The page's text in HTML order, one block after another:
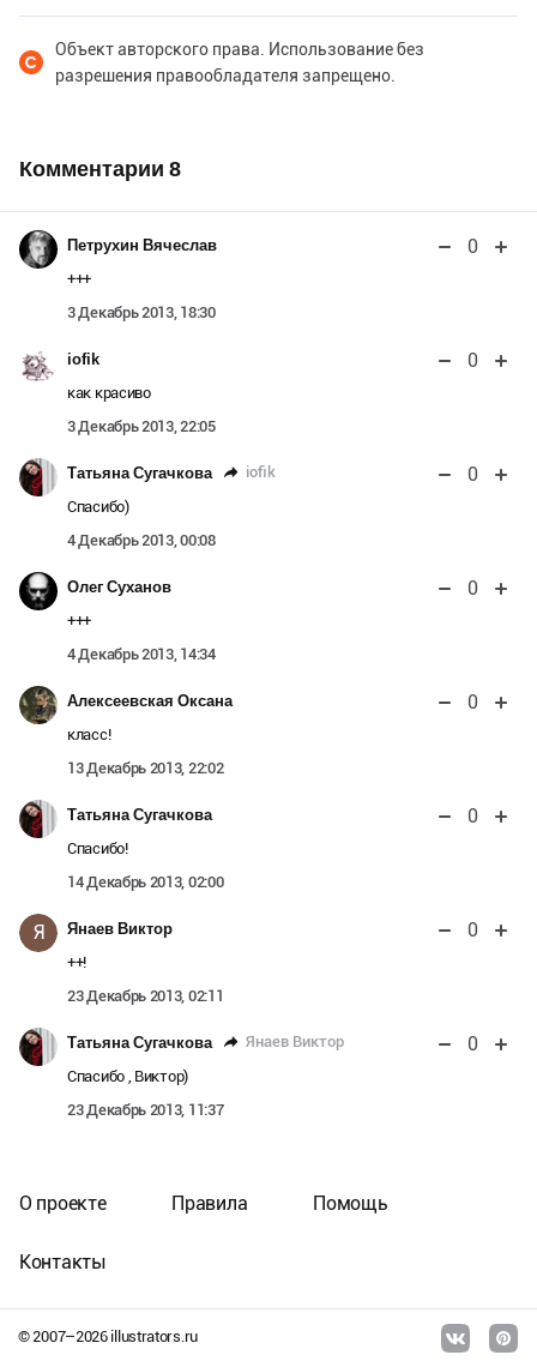
Объект авторского права. Использование без
разрешения правообладателя запрещено.
Комментарии 8
Петрухин Вячеслав 0
+++
3 Декабрь 2013, 18:30
iofik 0
как красиво
3 Декабрь 2013, 22:05
Татьяна Сугачкова iofik 0
Спасибо)
4 Декабрь 2013, 00:08
Олег Суханов 0
+++
4 Декабрь 2013, 14:34
Алексеевская Оксана 0
класс!
13 Декабрь 2013, 22:02
Татьяна Сугачкова 0
Спасибо!
14 Декабрь 2013, 02:00
Я Янаев Виктор 0
++!
23 Декабрь 2013, 02:11
Татьяна Сугачкова Янаев Виктор 0
Спасибо , Виктор)
23 Декабрь 2013, 11:37
© 2007–2026illustrators.ru
О проекте Правила Помощь
Контакты